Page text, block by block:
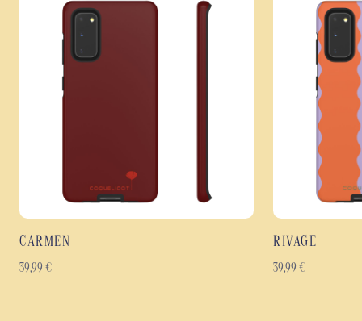
CARMEN
39,99 €
RIVAGE
39,99 €